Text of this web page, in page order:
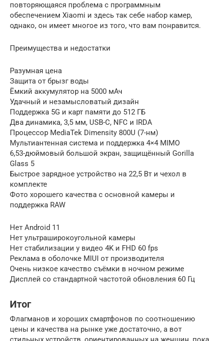
повторяющаяся проблема с программным
обеспечением Xiaomi и здесь так себе набор камер,
однако, он имеет многое из того, что вам понравится.
Преимущества и недостатки
Разумная цена
Защита от брызг воды
Ёмкий аккумулятор на 5000 мАч
Удачный и незамысловатый дизайн
Поддержка 5G и карт памяти до 512 ГБ
Два динамика, 3,5 мм, USB-C, NFC и IRDA
Процессор MediaTek Dimensity 800U (7-нм)
Мультиантенная система и поддержка 4×4 MIMO
6,53-дюймовый большой экран, защищённый Gorilla
Glass 5
Быстрое зарядное устройство на 22,5 Вт и чехол в
комплекте
Фото хорошего качества с основной камеры и
поддержка RAW
Нет Android 11
Нет ультраширокоугольной камеры
Нет стабилизации у видео 4K и FHD 60 fps
Реклама в оболочке MIUI от производителя
Очень низкое качество съёмки в ночном режиме
Дисплей со стандартной частотой обновления 60 Гц
Итог
Флагманов и хороших смартфонов по соотношению
цены и качества на рынке уже достаточно, а вот